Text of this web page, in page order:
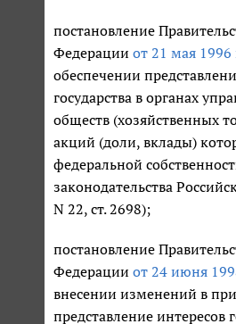
постановление
Федерации от 21 мая 1996
обеспечении
государства в органах
обществ (хозяйственных
акций (доли, вклады)
федеральной
законодательства
N 22, ст. 2698);
постановление
Федерации от 24 июня
внесении изменений в
представление интересов